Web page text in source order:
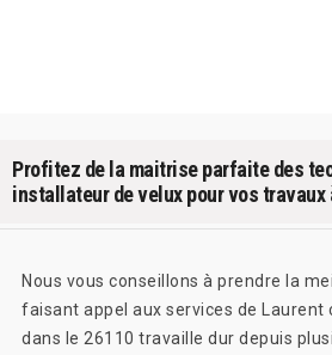
Profitez de la maitrise parfaite des
installateur de velux pour vos travaux
Nous vous conseillons à prendre la
faisant appel aux services de
dans le 26110 travaille dur depuis